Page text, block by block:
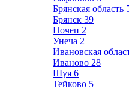
Брянская область
Брянск 39
Почеп 2
Унеча 2
Ивановская
Иваново 28
Шуя 6
Тейково 5